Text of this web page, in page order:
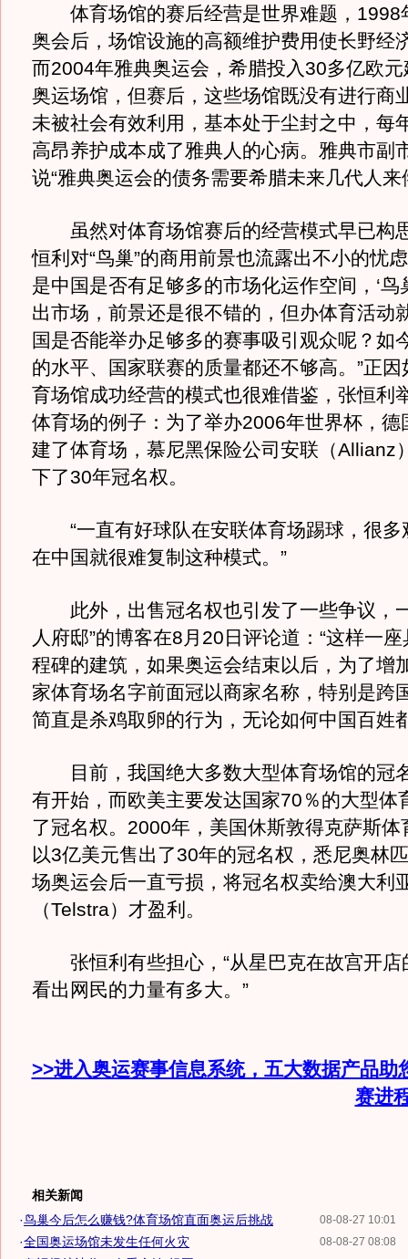
体育场馆的赛后经营是世界难题，1998
奥会后，场馆设施的高额维护费用使长野经
而2004年雅典奥运会，希腊投入30多亿欧
奥运场馆，但赛后，这些场馆既没有进行商
未被社会有效利用，基本处于尘封之中，每
高昂养护成本成了雅典人的心病。雅典市副
说“雅典奥运会的债务需要希腊未来几代人来
虽然对体育场馆赛后的经营模式早已构
恒利对“鸟巢”的商用前景也流露出不小的忧
是中国是否有足够多的市场化运作空间，‘鸟
出市场，前景还是很不错的，但办体育活动
国是否能举办足够多的赛事吸引观众呢？如
的水平、国家联赛的质量都还不够高。”正
育场馆成功经营的模式也很难借鉴，张恒利
体育场的例子：为了举办2006年世界杯，德
建了体育场，慕尼黑保险公司安联（Allianz
下了30年冠名权。
“一直有好球队在安联体育场踢球，很多
在中国就很难复制这种模式。”
此外，出售冠名权也引发了一些争议，
人府邸”的博客在8月20日评论道：“这样一
程碑的建筑，如果奥运会结束以后，为了增
家体育场名字前面冠以商家名称，特别是跨
简直是杀鸡取卵的行为，无论如何中国百姓
目前，我国绝大多数大型体育场馆的冠
有开始，而欧美主要发达国家70％的大型体
了冠名权。2000年，美国休斯敦得克萨斯体
以3亿美元售出了30年的冠名权，悉尼奥林
场奥运会后一直亏损，将冠名权卖给澳大利
（Telstra）才盈利。
张恒利有些担心，“从星巴克在故宫开店
看出网民的力量有多大。”
>>进入奥运赛事信息系统，五大数据产品助
赛进
相关新闻
08-08-27 10:01
·鸟巢今后怎么赚钱?体育场馆直面奥运后挑战
08-08-27 08:08
·全国奥运场馆未发生任何火灾